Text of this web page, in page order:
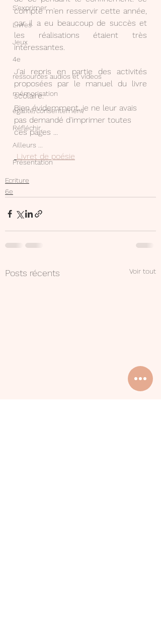
S'exprimer
Livres
Jeux
4e
ressources audios et videos
mémorisation
égalité/consentement
Réfléchir
Ailleurs ...
Présentation
compte m'en resservir cette année,
car il a eu beaucoup de succès et
les réalisations étaient très
intéressantes.
J'ai repris en partie des activités
proposées par le manuel du livre
scolaire.
Bien évidemment, je ne leur avais
pas demandé d'imprimer toutes
ces pages ...
Livret de poésie
Ecriture
6e
Posts récents Voir tout